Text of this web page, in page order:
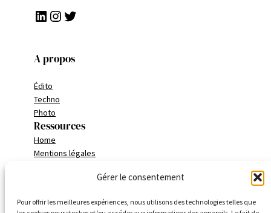
Gérer le consentement
Pour offrir les meilleures expériences, nous utilisons des technologies telles que
LinkedIn Instagram Twitter
A propos
Édito
Techno
Photo
Ressources
Home
Mentions légales
Conditions générales
Addresse